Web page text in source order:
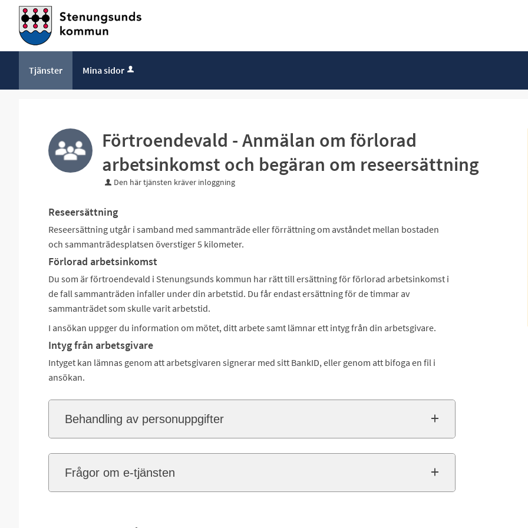
Tjänster Mina sidor
Förtroendevald - Anmälan om förlorad
arbetsinkomst och begäran om reseersättning
Den här tjänsten kräver inloggning
Reseersättning
Reseersättning utgår i samband med sammanträde eller förrättning om avståndet mellan bostaden
och sammanträdesplatsen överstiger 5 kilometer.
Förlorad arbetsinkomst
Du som är förtroendevald i Stenungsunds kommun har rätt till ersättning för förlorad arbetsinkomst i
de fall sammanträden infaller under din arbetstid. Du får endast ersättning för de timmar av
sammanträdet som skulle varit arbetstid.
I ansökan uppger du information om mötet, ditt arbete samt lämnar ett intyg från din arbetsgivare.
Intyg från arbetsgivare
Intyget kan lämnas genom att arbetsgivaren signerar med sitt BankID, eller genom att bifoga en fil i
ansökan.
Behandling av personuppgifter
Frågor om e-tjänsten